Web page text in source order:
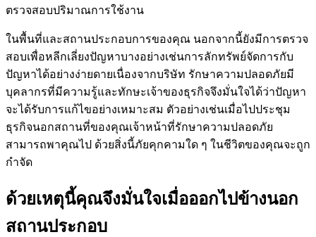
ตรวจสอบปริมาณการใช้งาน
ในพื้นที่และสถานประกอบการของคุณ นอกจากนี้ยังมีการตรวจ
สอบเพื่อหลีกเลี่ยงปัญหาบางอย่างเช่นการลักทรัพย์จัดการกับ
ปัญหาได้อย่างง่ายดายเนื่องจากบริษัท รักษาความปลอดภัยมี
บุคลากรที่มีความรู้และทักษะเจ้าของธุรกิจจึงมั่นใจได้ว่าปัญหา
จะได้รับการแก้ไขอย่างเหมาะสม ตัวอย่างเช่นเมื่อไปประชุม
ธุรกิจนอกสถานที่ของคุณเจ้าหน้าที่รักษาความปลอดภัย
สามารถพาคุณไป ด้วยสิ่งนี้ภัยคุกคามใด ๆ ในชีวิตของคุณจะถูก
กำจัด
ด้วยเหตุนี้คุณจึงมั่นใจเมื่อออกไปข้างนอก
สถานประกอบ